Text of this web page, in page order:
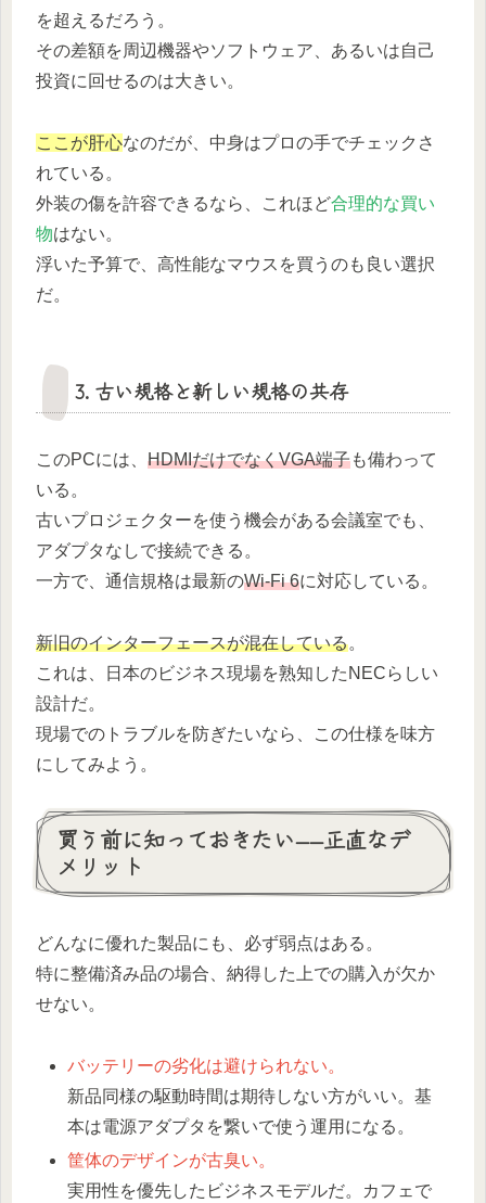
を超えるだろう。
その差額を周辺機器やソフトウェア、あるいは自己
投資に回せるのは大きい。
ここが肝心なのだが、中身はプロの手でチェックさ
れている。
外装の傷を許容できるなら、これほど合理的な買い
物はない。
浮いた予算で、高性能なマウスを買うのも良い選択
だ。
3. 古い規格と新しい規格の共存
このPCには、 HDMIだけでなくVGA端子も備わって
いる。
古いプロジェクターを使う機会がある会議室でも、
アダプタなしで接続できる。
一方で、通信規格は最新のWi-Fi 6に対応している。
新旧のインターフェースが混在している。
これは、日本のビジネス現場を熟知したNECらしい
設計だ。
現場でのトラブルを防ぎたいなら、この仕様を味方
にしてみよう。
買う前に知っておきたい——正直なデ
メリット
どんなに優れた製品にも、必ず弱点はある。
特に整備済み品の場合、納得した上での購入が欠か
せない。
バッテリーの劣化は避けられない。
新品同様の駆動時間は期待しない方がいい。基
本は電源アダプタを繋いで使う運用になる。
筐体のデザインが古臭い。
実用性を優先したビジネスモデルだ。カフェで